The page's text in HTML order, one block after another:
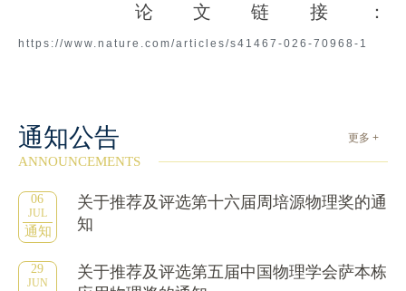
论文链接：
https://www.nature.com/articles/s41467-026-70968-1
通知公告 更多 +
ANNOUNCEMENTS
06
JUL
通知
关于推荐及评选第十六届周培源物理奖的通
知
29
JUN
关于推荐及评选第五届中国物理学会萨本栋